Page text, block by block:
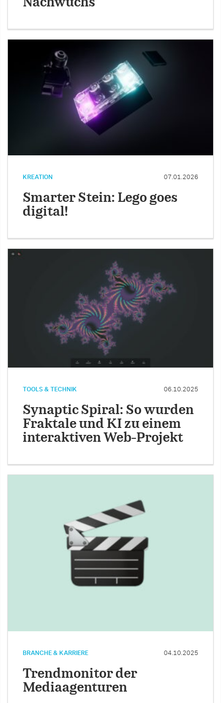
Nachwuchs
KREATION 07.01.2026
Smarter Stein: Lego goes
digital!
TOOLS & TECHNIK 06.10.2025
Synaptic Spiral: So wurden
Fraktale und KI zu einem
interaktiven Web-Projekt
BRANCHE & KARRIERE 04.10.2025
Trendmonitor der
Mediaagenturen